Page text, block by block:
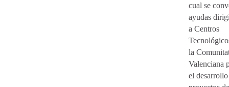
cual se
ayudas
a Centros
la
Valenciana
el